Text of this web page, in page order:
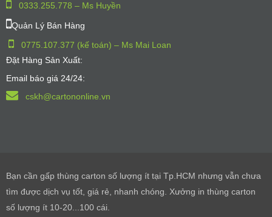
0333.255.778 – Ms Huyền
Quản Lý Bán Hàng
0775.107.377 (kế toán) – Ms Mai Loan
Đặt Hàng Sản Xuất:
Email báo giá 24/24:
cskh@cartononline.vn
Bạn cần gấp thùng carton số lượng ít tại Tp.HCM nhưng vẫn chưa
tìm được dịch vụ tốt, giá rẻ, nhanh chóng. Xưởng in thùng carton
số lượng ít 10-20...100 cái.